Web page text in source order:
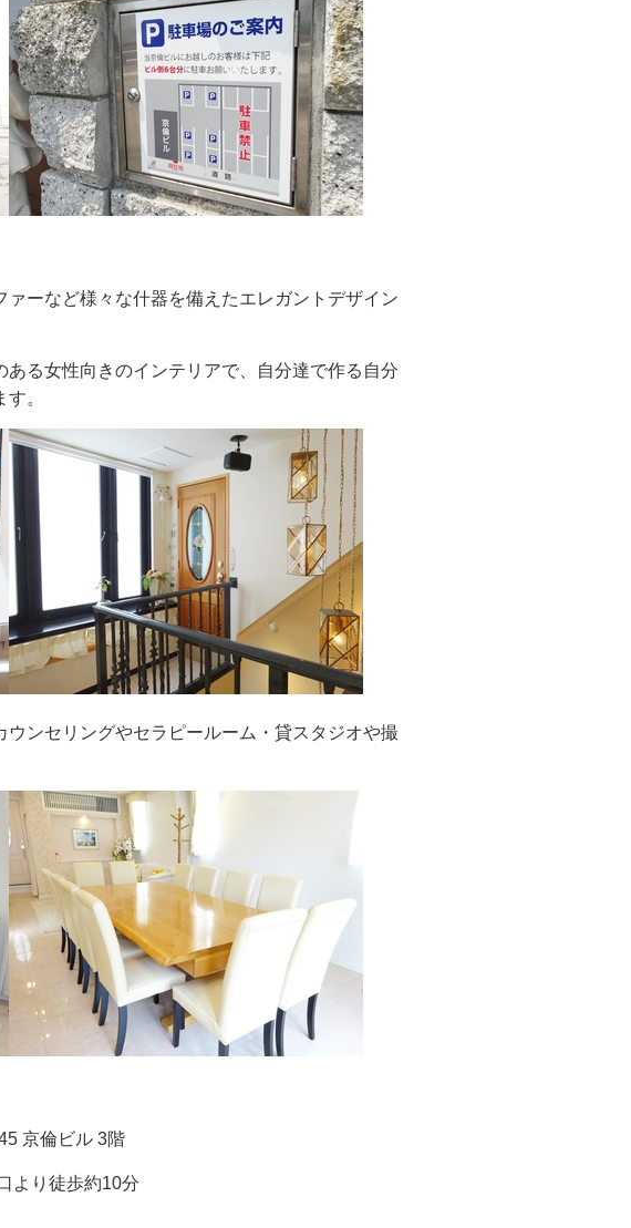
ーなど様々な什器を備えたエレガントデザイン
る女性向きのインテリアで、自分達で作る自分
。
ンセリングやセラピールーム・貸スタジオや撮
京倫ビル 3階
より徒歩約10分